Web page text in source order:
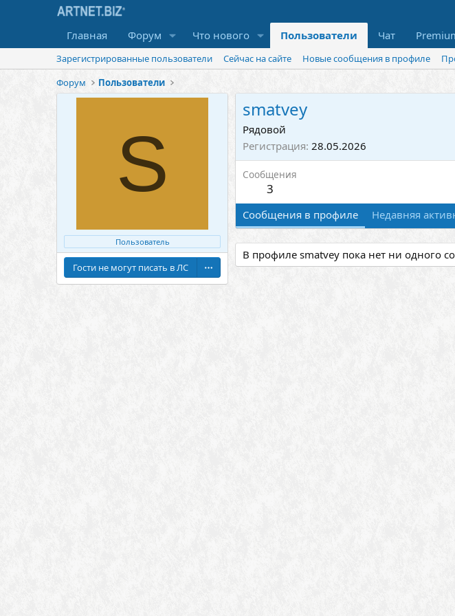
Главная Форум Что нового Пользователи Чат
Зарегистрированные пользователи Сейчас на сайте Новые сообщения в профиле
Форум
Пользователи
S
Пользователь
Гости не могут писать в ЛС
smatvey
Рядовой
Регистрация 28.05.2026
Сообщения
3
Сообщения в профиле Недавняя
В профиле smatvey пока нет ни одного